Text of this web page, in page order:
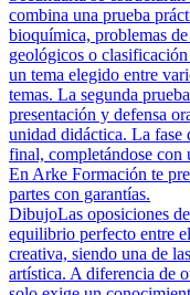
combina una prueba
bioquímica, problemas
geológicos o
un tema elegido entre
temas. La segunda
presentación y defensa
unidad didáctica. La fase
final, completándose con
En Arke Formación te
partes con garantías.
DibujoLas oposiciones
equilibrio perfecto entre
creativa, siendo una de
artística. A diferencia de